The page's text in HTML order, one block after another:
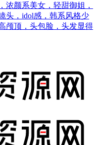
浓颜系美女，轻甜御姐，
头，idol感，韩系风格少
颅顶，头包脸，头发显得